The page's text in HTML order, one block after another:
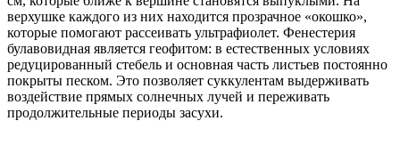
верхушке каждого из них находится прозрачное «окошко»,
которые помогают рассеивать ультрафиолет. Фенестерия
булавовидная является геофитом: в естественных условиях
редуцированный стебель и основная часть листьев постоянно
покрыты песком. Это позволяет суккулентам выдерживать
воздействие прямых солнечных лучей и переживать
продолжительные периоды засухи.